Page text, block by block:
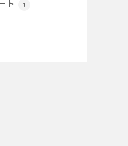
ト 1